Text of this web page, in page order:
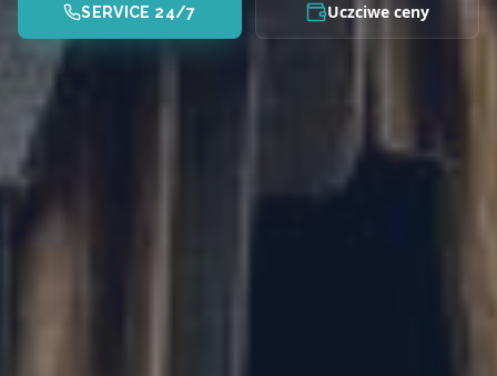
SERVICE 24/7 Uczciwe ceny